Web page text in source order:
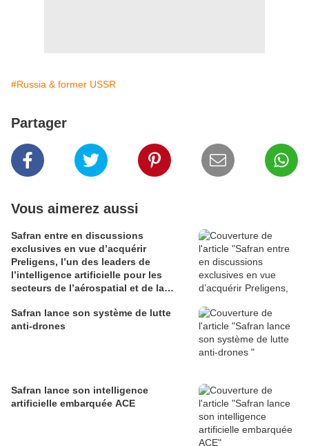
#Russia & former USSR
Partager
Vous aimerez aussi
Safran entre en discussions
exclusives en vue d’acquérir
Preligens, l’un des leaders de
l’intelligence artificielle pour les
secteurs de l’aérospatial et de la
Safran lance son système de lutte
anti-drones
Safran lance son intelligence
artificielle embarquée ACE